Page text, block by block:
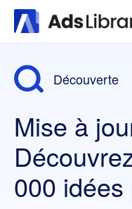
Découverte
Mise à
000